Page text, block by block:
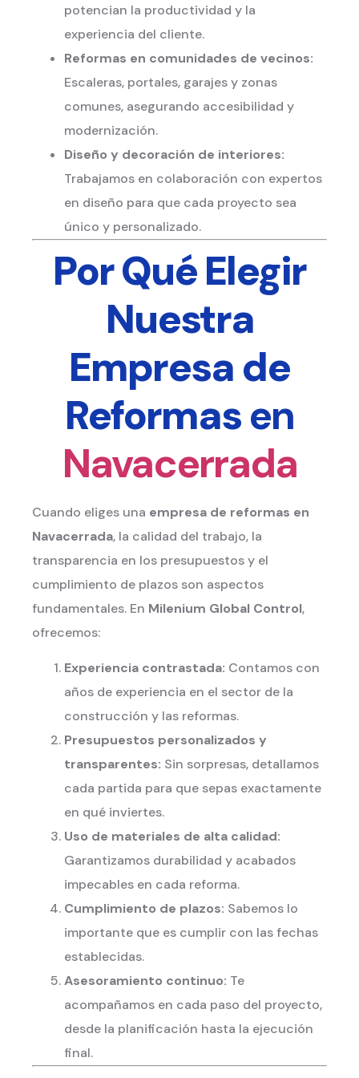
potencian la productividad y la
experiencia del cliente.
Reformas en comunidades de vecinos:
Escaleras, portales, garajes y zonas
comunes, asegurando accesibilidad y
modernización.
Diseño y decoración de interiores:
Trabajamos en colaboración con expertos
en diseño para que cada proyecto sea
único y personalizado.
Por Qué Elegir
Nuestra
Empresa de
Reformasen
Navacerrada
Cuando eliges una empresa de reformas en
Navacerrada, la calidad del trabajo, la
transparencia en los presupuestos y el
cumplimiento de plazos son aspectos
fundamentales. En Milenium Global Control,
ofrecemos:
Experiencia contrastada: Contamos con
años de experiencia en el sector de la
construcción y las reformas.
Presupuestos personalizados y
transparentes: Sin sorpresas, detallamos
cada partida para que sepas exactamente
en qué inviertes.
Uso de materiales de alta calidad:
Garantizamos durabilidad y acabados
impecables en cada reforma.
Cumplimiento de plazos: Sabemos lo
importante que es cumplir con las fechas
establecidas.
Asesoramiento continuo: Te
acompañamos en cada paso del proyecto,
desde la planificación hasta la ejecución
final.